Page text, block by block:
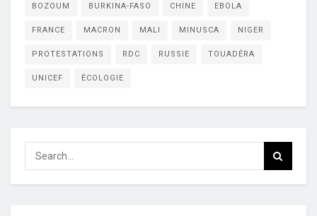
BOZOUM BURKINA-FASO CHINE EBOLA
FRANCE MACRON MALI MINUSCA NIGER
PROTESTATIONS RDC RUSSIE TOUADÉRA
UNICEF ÉCOLOGIE